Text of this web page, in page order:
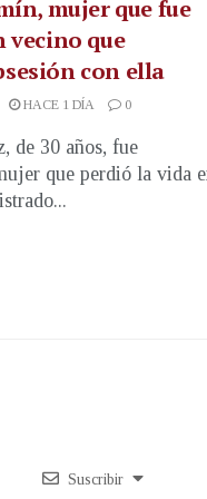
mujer que fue
vecino que
con ella
HACE 1 DÍA 0
de 30 años, fue
que perdió la vida
Suscribir